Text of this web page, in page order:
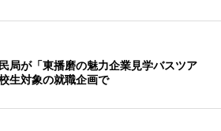
局が「東播磨の魅力企業見学バスツア
生対象の就職企画で